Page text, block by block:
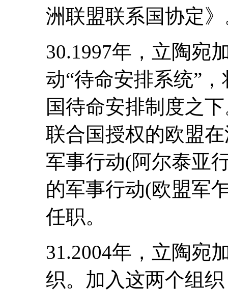
洲联盟联系国协定
30.1997年，立陶宛
动“待命安排系统”
国待命安排制度之
联合国授权的欧盟
军事行动(阿尔泰亚
的军事行动(欧盟军
任职。
31.2004年，立陶宛
织。加入这两个组